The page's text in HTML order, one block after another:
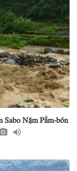
Nặm Pằm-bón